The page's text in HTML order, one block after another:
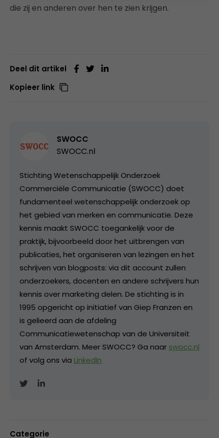
die zij en anderen over hen te zien krijgen.
Deel dit artikel
Kopieer link
SWOCC
SWOCC.nl
Stichting Wetenschappelijk Onderzoek
Commerciële Communicatie (SWOCC) doet
fundamenteel wetenschappelijk onderzoek op
het gebied van merken en communicatie. Deze
kennis maakt SWOCC toegankelijk voor de
praktijk, bijvoorbeeld door het uitbrengen van
publicaties, het organiseren van lezingen en het
schrijven van blogposts: via dit account zullen
onderzoekers, docenten en andere schrijvers hun
kennis over marketing delen. De stichting is in
1995 opgericht op initiatief van Giep Franzen en
is gelieerd aan de afdeling
Communicatiewetenschap van de Universiteit
van Amsterdam. Meer SWOCC? Ga naar swocc.nl
of volg ons via LinkedIn
Categorie